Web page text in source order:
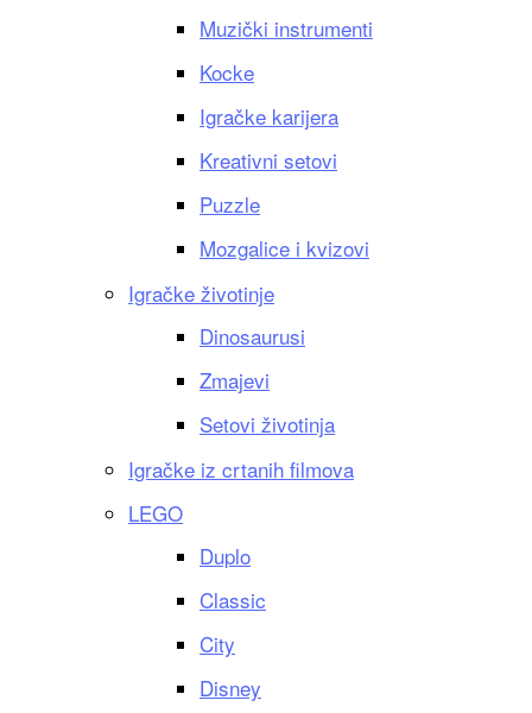
Muzički instrumenti
Kocke
Igračke karijera
Kreativni setovi
Puzzle
Mozgalice i kvizovi
Igračke životinje
Dinosaurusi
Zmajevi
Setovi životinja
Igračke iz crtanih filmova
LEGO
Duplo
Classic
City
Disney